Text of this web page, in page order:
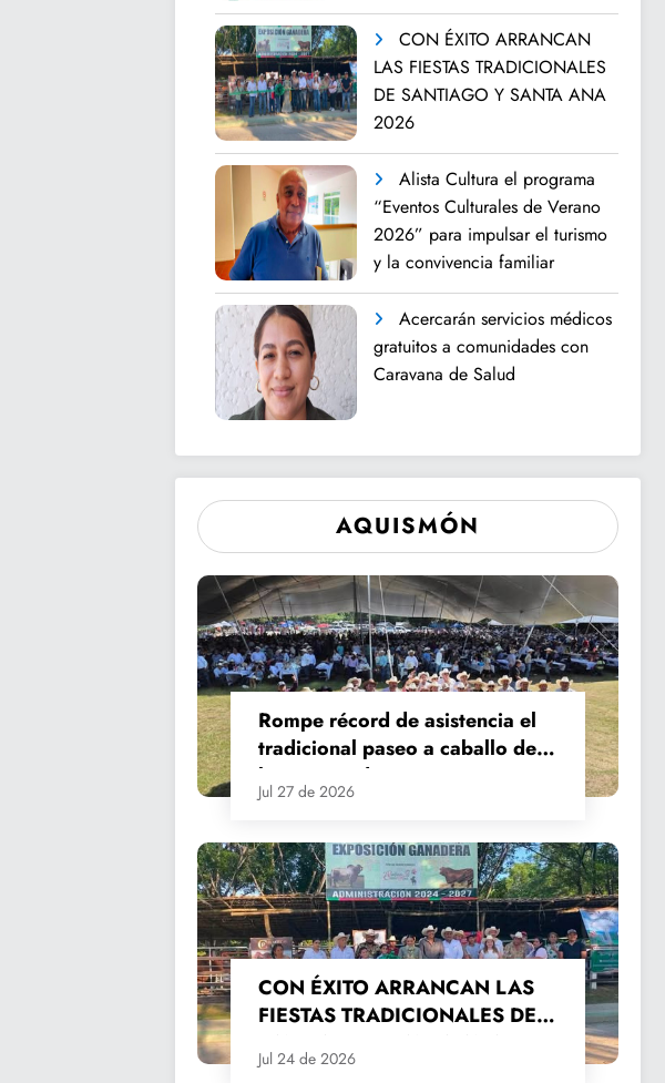
CON ÉXITO ARRANCAN
LAS FIESTAS TRADICIONALES
DE SANTIAGO Y SANTA ANA
2026
Alista Cultura el programa
“Eventos Culturales de Verano
2026” para impulsar el turismo
y la convivencia familiar
Acercarán servicios médicos
gratuitos a comunidades con
Caravana de Salud
AQUISMÓN
Rompe récord de asistencia el
tradicional paseo a caballo de
las Fiestas de Santiago y Santa
Ana
Jul 27 de 2026
CON ÉXITO ARRANCAN LAS
FIESTAS TRADICIONALES DE
2026
Jul 24 de 2026